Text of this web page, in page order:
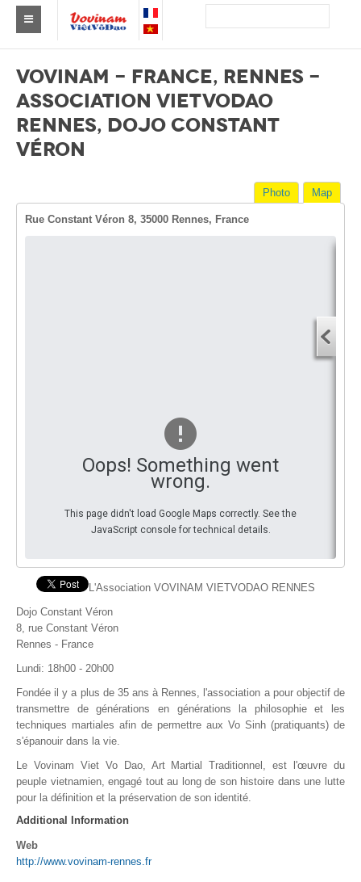
Asia
Europe
Africa
Australia and Oceania
Contribute
How I can contribute?
VOVINAM - FRANCE, RENNES -
ASSOCIATION VIETVODAO
RENNES, DOJO CONSTANT
VÉRON
Map
Photo
Rue Constant Véron 8, 35000 Rennes, France
Oops! Something went
wrong.
This page didn't load Google Maps correctly. See the
JavaScript console for technical details.
L'Association VOVINAM VIETVODAO RENNES
Dojo Constant Véron
8, rue Constant Véron
Rennes - France
Lundi: 18h00 - 20h00
Fondée il y a plus de 35 ans à Rennes, l'association a pour objectif de
transmettre de générations en générations la philosophie et les
techniques martiales afin de permettre aux Vo Sinh (pratiquants) de
s'épanouir dans la vie.
Le Vovinam Viet Vo Dao, Art Martial Traditionnel, est l'œuvre du
peuple vietnamien, engagé tout au long de son histoire dans une lutte
pour la définition et la préservation de son identité.
Additional Information
Web
http://www.vovinam-rennes.fr